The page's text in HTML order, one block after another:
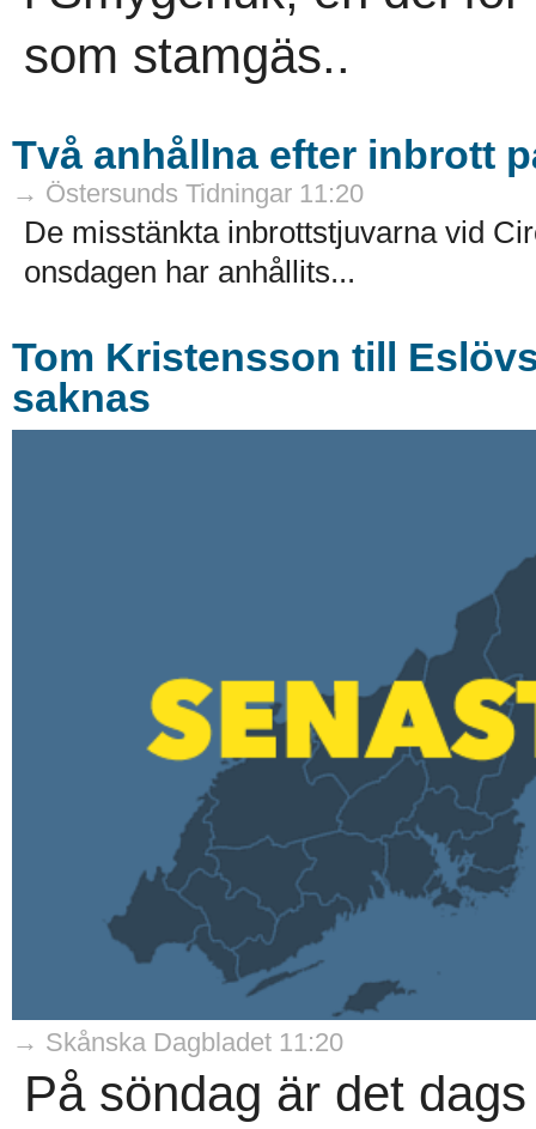
som stamgäs..
Två anhållna efter inbrott
→ Östersunds Tidningar 11:20
De misstänkta inbrottstjuvarna vid
onsdagen har anhållits...
Tom Kristensson till
saknas
→ Skånska Dagbladet 11:20
På söndag är det